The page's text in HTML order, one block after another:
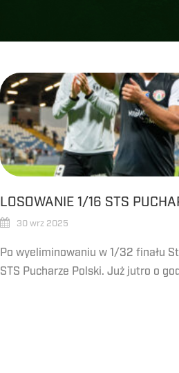
LOSOWANIE 1/16 STS
30 wrz 2025
Po wyeliminowaniu w 1/32 finału
STS Pucharze Polski. Już jutro o